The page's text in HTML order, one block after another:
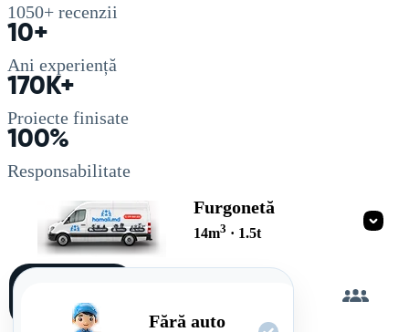
1050+ recenzii
10+
Ani experiență
170K+
Proiecte finisate
100%
Responsabilitate
Furgonetă
14m3 · 1.5t
Fără auto
singur